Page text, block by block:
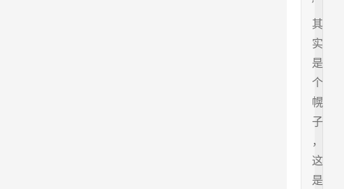
’
其
实
是
个
幌
子
，
这
是